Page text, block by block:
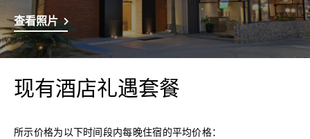
查看照片
现有酒店礼遇套餐
所示价格为以下时间段内每晚住宿的平均价格：